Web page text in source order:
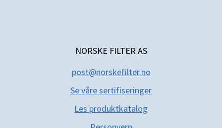
NORSKE FILTER AS
post@norskefilter.no
Se våre sertifiseringer
Les produktkatalog